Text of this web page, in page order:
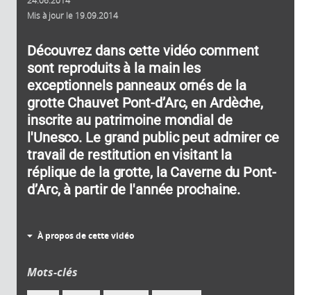
Mis à jour le 19.09.2014
Découvrez dans cette vidéo comment
sont reproduits à la main les
exceptionnels panneaux ornés de la
grotte Chauvet Pont-d’Arc, en Ardèche,
inscrite au patrimoine mondial de
l'Unesco. Le grand public peut admirer ce
travail de restitution en visitant la
réplique de la grotte, la Caverne du Pont-
d’Arc, à partir de l'année prochaine.
À propos de cette vidéo
Mots-clés